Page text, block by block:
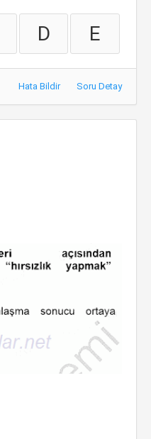
D E
Hata Bildir Soru Detay